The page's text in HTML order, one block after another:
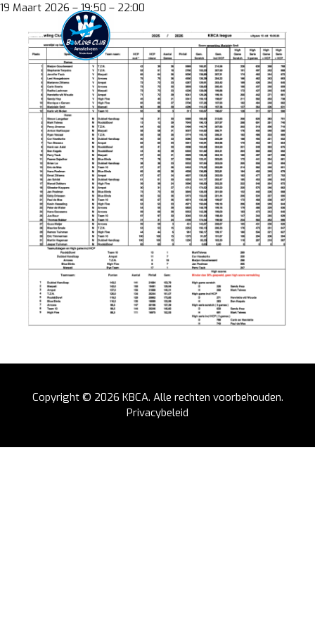
Skip
content
19 Maart 2026 – 19:50 – 22:00
Copyright © 2026 KBCA. Alle rechten voorbehouden.
Privacybeleid